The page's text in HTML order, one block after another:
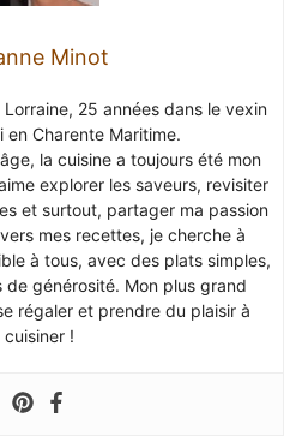
Minot
25 années dans le vexin
en Charente Maritime.
la cuisine a toujours été mon
explorer les saveurs, revisiter
et surtout, partager ma passion
mes recettes, je cherche à
à tous, avec des plats simples,
générosité. Mon plus grand
régaler et prendre du plaisir à
cuisiner !